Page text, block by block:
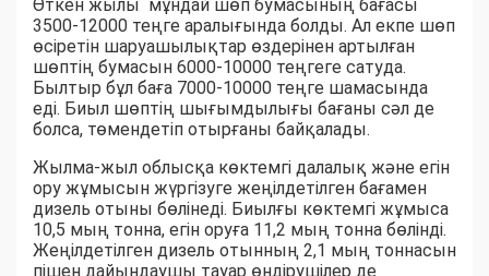
Өткен жылы мұндай шөп бумасының бағасы
3500-12000 теңге аралығында болды. Ал екпе шөп
өсіретін шаруашылықтар өздерінен артылған
шөптің бумасын 6000-10000 теңгеге сатуда.
Былтыр бұл баға 7000-10000 теңге шамасында
еді. Биыл шөптің шығымдылығы бағаны сәл де
болса, төмендетіп отырғаны байқалады.
Жылма-жыл облысқа көктемгі далалық және егін
ору жұмысын жүргізуге жеңілдетілген бағамен
дизель отыны бөлінеді. Биылғы көктемгі жұмыса
10,5 мың тонна, егін оруға 11,2 мың тонна бөлінді.
Жеңілдетілген дизель отынның 2,1 мың тоннасын
пішен дайындаушы тауар өндірушілер де